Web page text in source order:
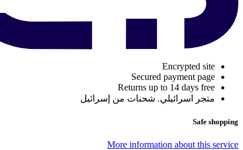
Encrypted site
Secured payment page
Returns up to 14 days free
متجر اسرائيلي. شحنات من إسرائيل
Safe shopping
More information about this service